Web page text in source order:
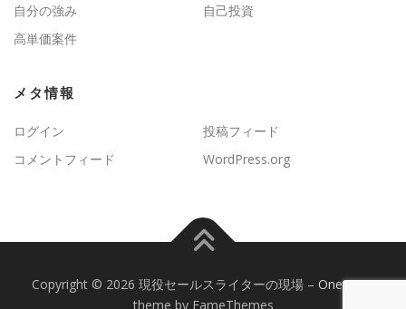
自分の強み
自己投資
高単価案件
メタ情報
ログイン
投稿フィード
コメントフィード
WordPress.org
Copyright © 2026 現役セールスライターの現場 – OnePress
theme by FameThemes